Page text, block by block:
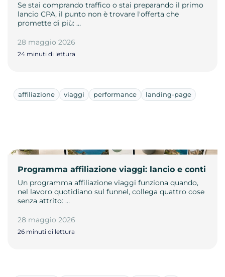
Se stai comprando traffico o stai preparando il primo
lancio CPA, il punto non è trovare l'offerta che
promette di più: …
28 maggio 2026
24 minuti di lettura
affiliazione viaggi performance landing-page
Programma affiliazione viaggi: lancio e conti
Un programma affiliazione viaggi funziona quando,
nel lavoro quotidiano sul funnel, collega quattro cose
senza attrito: …
28 maggio 2026
26 minuti di lettura